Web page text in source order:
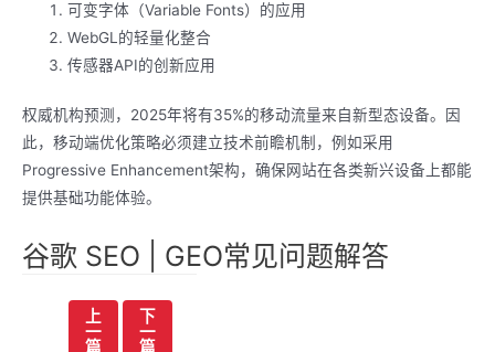
可变字体（Variable Fonts）的应用
WebGL的轻量化整合
传感器API的创新应用
权威机构预测，2025年将有35%的移动流量来自新型态设备。因
此，移动端优化策略必须建立技术前瞻机制，例如采用
Progressive Enhancement架构，确保网站在各类新兴设备上都能
提供基础功能体验。
谷歌 SEO | GEO常见问题解答
上
一
篇
下
一
篇